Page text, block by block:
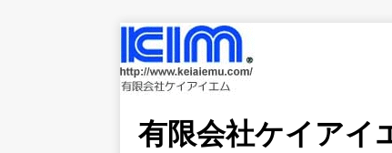
有限会社ケイアイ